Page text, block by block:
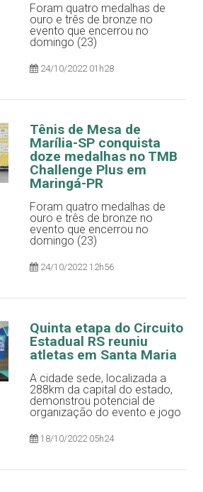
Foram quatro medalhas de
ouro e três de bronze no
evento que encerrou no
domingo (23)
24/10/2022 01h28
Tênis de Mesa de
Marília-SP conquista
doze medalhas no TMB
Challenge Plus em
Maringá-PR
Foram quatro medalhas de
ouro e três de bronze no
evento que encerrou no
domingo (23)
24/10/2022 12h56
Quinta etapa do Circuito
Estadual RS reuniu
atletas em Santa Maria
A cidade sede, localizada a
288km da capital do estado,
demonstrou potencial de
organização do evento e jogo
18/10/2022 05h24